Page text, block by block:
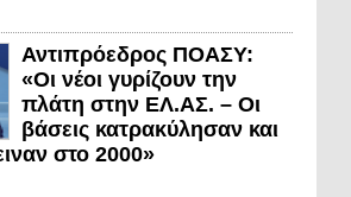
Αντιπρόεδρος ΠΟΑΣΥ:
«Οι νέοι γυρίζουν την
πλάτη στην ΕΛ.ΑΣ. – Οι
βάσεις κατρακύλησαν και
στο 2000»